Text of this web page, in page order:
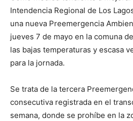
Intendencia Regional de Los
una nueva Preemergencia
jueves 7 de mayo en la comuna
las bajas temperaturas y escasa
para la jornada.
Se trata de la tercera
consecutiva registrada en el
semana, donde se prohíbe en la